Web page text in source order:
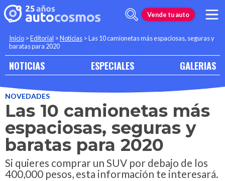
Vende tu auto
Inicio >Editorial >Noticias >Las 10 camionetas más espaciosas, seguras y
baratas para 2020
NOTICIAS ESPECIALES GALERIAS
NOVEDADES
Las 10 camionetas más
espaciosas, seguras y
baratas para 2020
Si quieres comprar un SUV por debajo de los
400,000 pesos, esta información te interesará.